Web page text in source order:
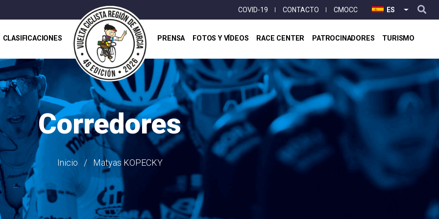
ES LISTA
User
account
COVID-19 CONTACTO CMOCC
CLASIFICACIONES PRENSA FOTOS Y VÍDEOS RACE CENTER PATROCINADORES TURISMO
Corredores
Inicio Matyas KOPECKY